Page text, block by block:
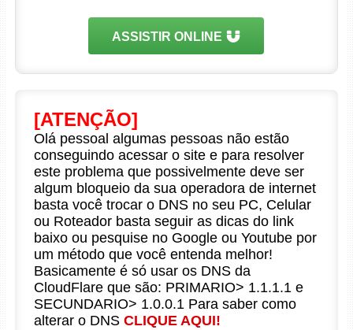
ASSISTIR ONLINE
[ATENÇÃO]
Olá pessoal algumas pessoas não estão
conseguindo acessar o site e para resolver
este problema que possivelmente deve ser
algum bloqueio da sua operadora de internet
basta você trocar o DNS no seu PC, Celular
ou Roteador basta seguir as dicas do link
baixo ou pesquise no Google ou Youtube por
um método que você entenda melhor!
Basicamente é só usar os DNS da
CloudFlare que são: PRIMARIO> 1.1.1.1 e
SECUNDARIO> 1.0.0.1 Para saber como
alterar o DNS CLIQUE AQUI!